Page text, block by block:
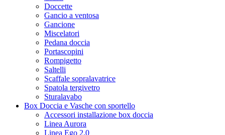
Doccette
Gancio a ventosa
Gancione
Miscelatori
Pedana doccia
Portascopini
Rompigetto
Saltelli
Scaffale sopralavatrice
Spatola tergivetro
Sturalavabo
Box Doccia e Vasche con sportello
Accessori installazione box doccia
Linea Aurora
Linea Ego 2.0